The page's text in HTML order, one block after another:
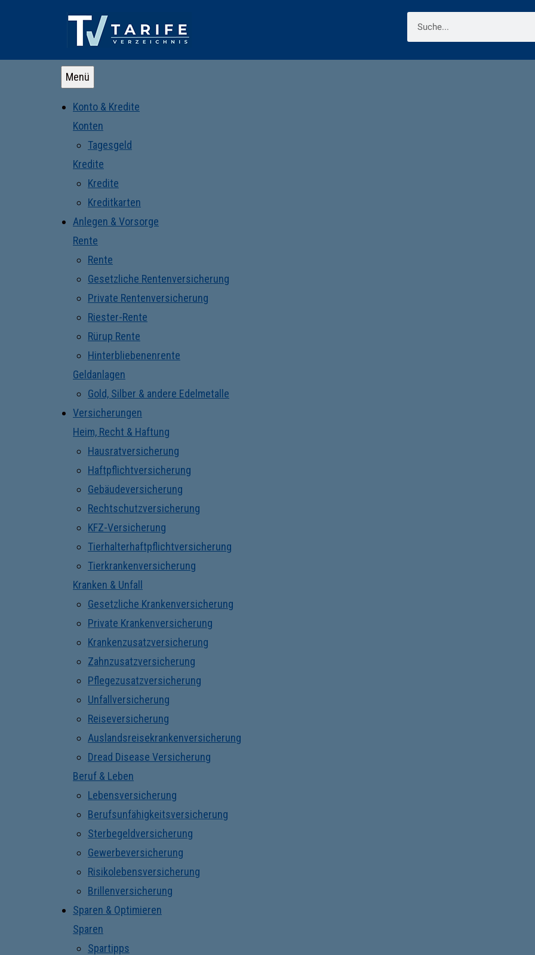
Menü
Konto & Kredite
Konten
Tagesgeld
Kredite
Kredite
Kreditkarten
Anlegen & Vorsorge
Rente
Rente
Gesetzliche Rentenversicherung
Private Rentenversicherung
Riester-Rente
Rürup Rente
Hinterbliebenenrente
Geldanlagen
Gold, Silber & andere Edelmetalle
Versicherungen
Heim, Recht & Haftung
Hausratversicherung
Haftpflichtversicherung
Gebäudeversicherung
Rechtschutzversicherung
KFZ-Versicherung
Tierhalterhaftpflichtversicherung
Tierkrankenversicherung
Kranken & Unfall
Gesetzliche Krankenversicherung
Private Krankenversicherung
Krankenzusatzversicherung
Zahnzusatzversicherung
Pflegezusatzversicherung
Unfallversicherung
Reiseversicherung
Auslandsreisekrankenversicherung
Dread Disease Versicherung
Beruf & Leben
Lebensversicherung
Berufsunfähigkeitsversicherung
Sterbegeldversicherung
Gewerbeversicherung
Risikolebensversicherung
Brillenversicherung
Sparen & Optimieren
Sparen
Spartipps